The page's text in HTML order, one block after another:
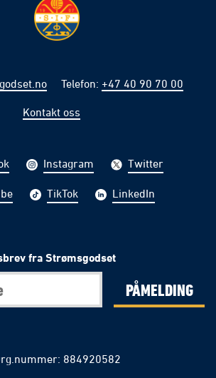
Telefon: +47 40 90 70 00
Kontakt oss
Instagram Twitter
TikTok LinkedIn
fra Strømsgodset
PÅMELDING
884920582